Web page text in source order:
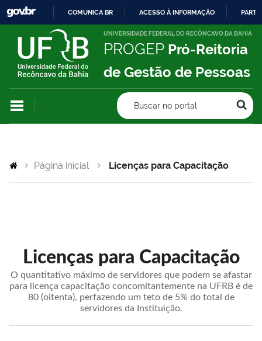
IR
PARA
CONTEÚDO
COMUNICA BR ACESSO À INFORMAÇÃO
UNIVERSIDADE FEDERAL DO RECÔNCAVO DA BAHIA
PROGEP Pró-Reitoria
de Gestão de Pessoas
Buscar no portal
Página inicial Licenças para Capacitação
Licenças para Capacitação
O quantitativo máximo de servidores que podem se afastar
para licença capacitação concomitantemente na UFRB é de
80 (oitenta), perfazendo um teto de 5% do total de
servidores da Instituição.